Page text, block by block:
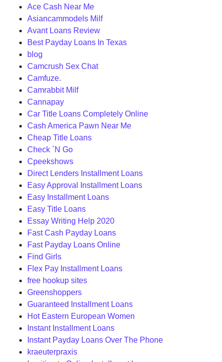
Ace Cash Near Me
Asiancammodels Milf
Avant Loans Review
Best Payday Loans In Texas
blog
Camcrush Sex Chat
Camfuze.
Camrabbit Milf
Cannapay
Car Title Loans Completely Online
Cash America Pawn Near Me
Cheap Title Loans
Check `N Go
Cpeekshows
Direct Lenders Installment Loans
Easy Approval Installment Loans
Easy Installment Loans
Easy Title Loans
Essay Writing Help 2020
Fast Cash Payday Loans
Fast Payday Loans Online
Find Girls
Flex Pay Installment Loans
free hookup sites
Greenshoppers
Guaranteed Installment Loans
Hot Eastern European Women
Instant Installment Loans
Instant Payday Loans Over The Phone
kraeuterpraxis